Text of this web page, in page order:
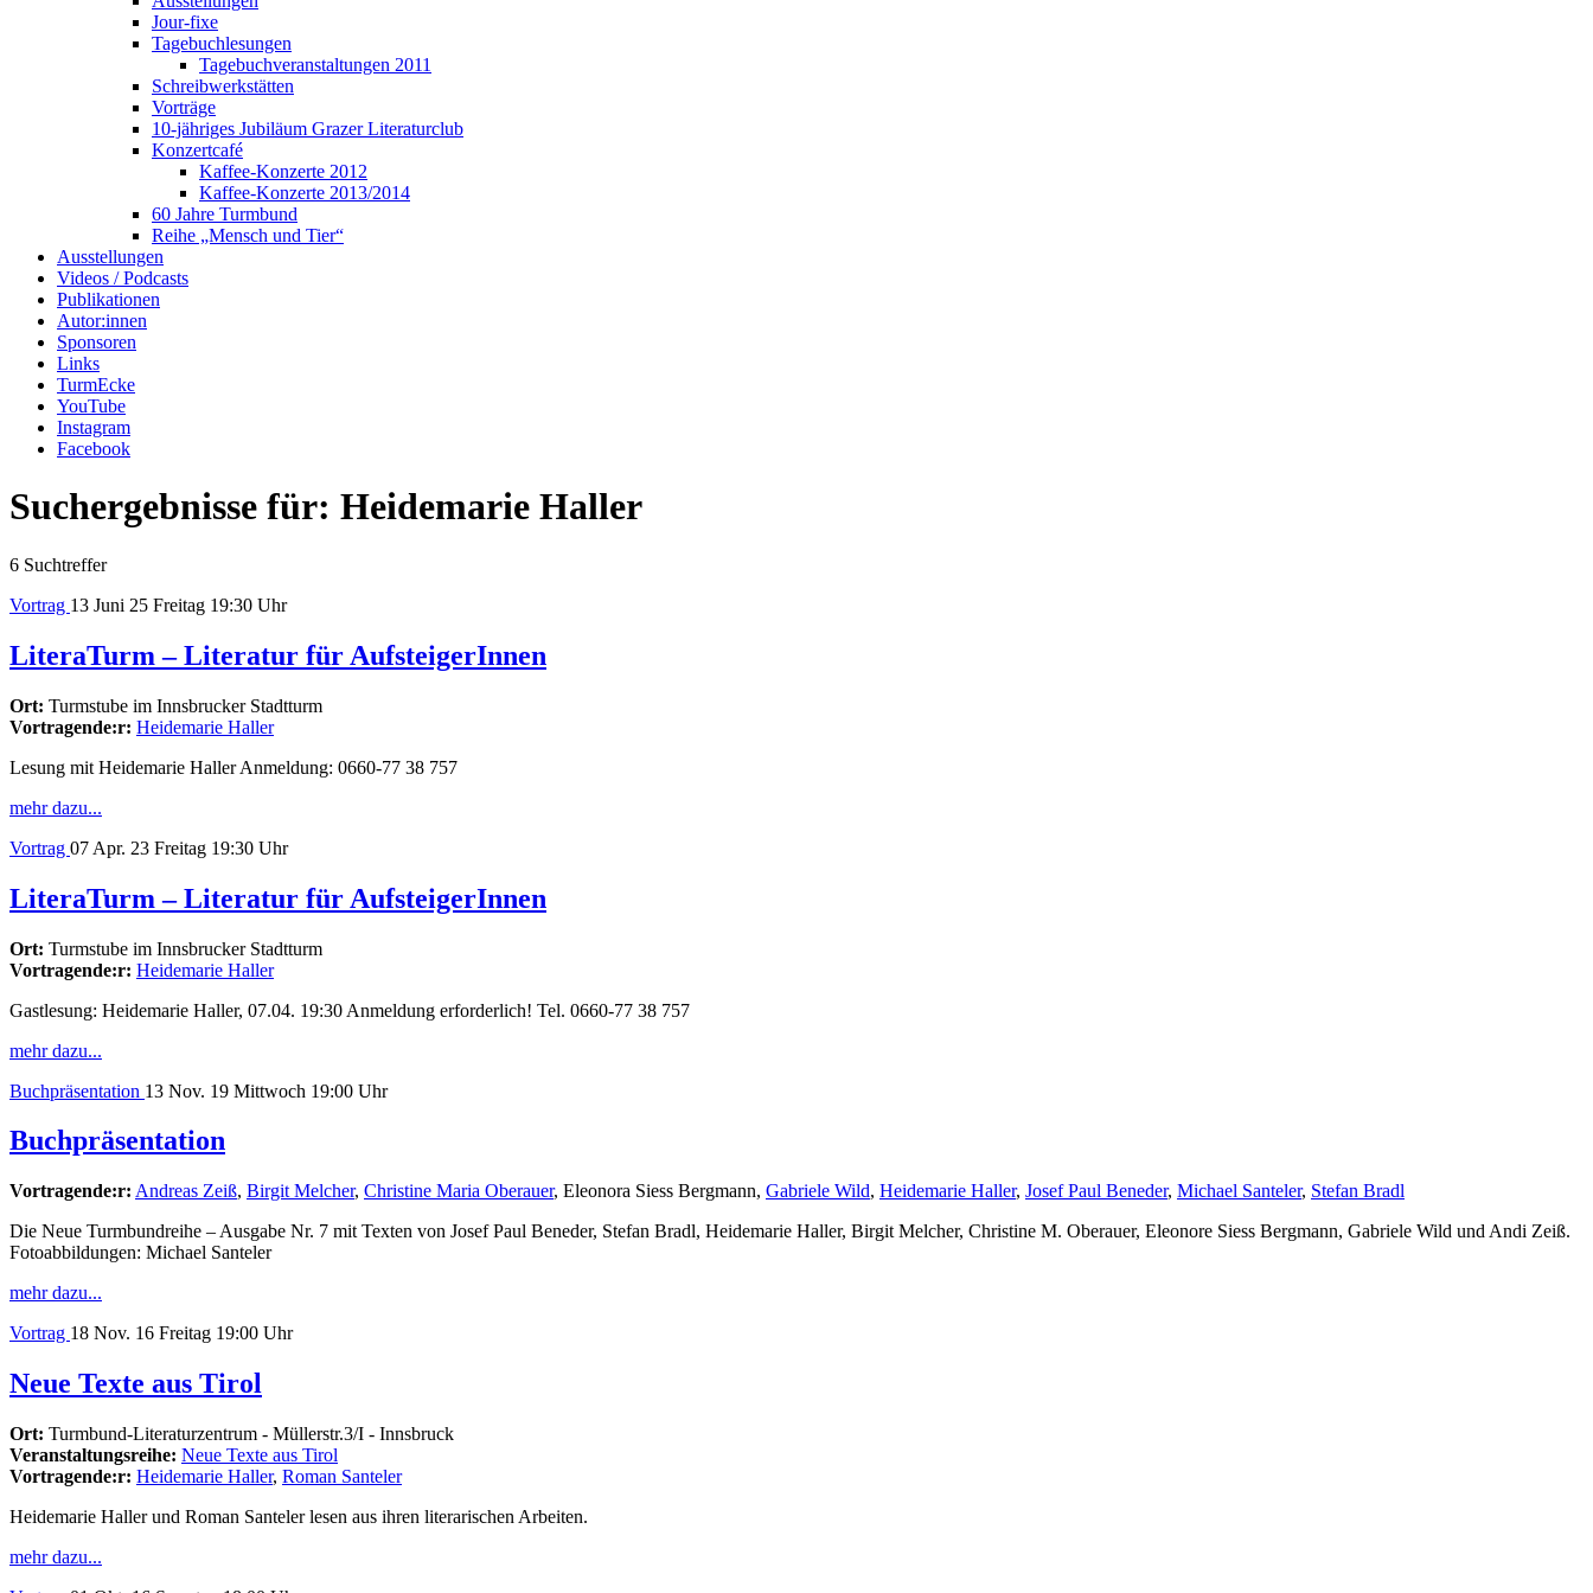
Jour-fixe
Tagebuchlesungen
Tagebuchveranstaltungen 2011
Schreibwerkstätten
Vorträge
10-jähriges Jubiläum Grazer Literaturclub
Konzertcafé
Kaffee-Konzerte 2012
Kaffee-Konzerte 2013/2014
60 Jahre Turmbund
Reihe „Mensch und Tier“
Ausstellungen
Videos / Podcasts
Publikationen
Autor:innen
Sponsoren
Links
TurmEcke
YouTube
Instagram
Facebook
Suchergebnisse für: Heidemarie Haller
6 Suchtreffer
Vortrag 13 Juni 25 Freitag 19:30 Uhr
LiteraTurm – Literatur für AufsteigerInnen
Ort: Turmstube im Innsbrucker Stadtturm
Vortragende:r: Heidemarie Haller
Lesung mit Heidemarie Haller Anmeldung: 0660-77 38 757
mehr dazu...
Vortrag 07 Apr. 23 Freitag 19:30 Uhr
LiteraTurm – Literatur für AufsteigerInnen
Ort: Turmstube im Innsbrucker Stadtturm
Vortragende:r: Heidemarie Haller
Gastlesung: Heidemarie Haller, 07.04. 19:30 Anmeldung erforderlich! Tel. 0660-77 38 757
mehr dazu...
Buchpräsentation 13 Nov. 19 Mittwoch 19:00 Uhr
Buchpräsentation
Vortragende:r: Andreas Zeiß, Birgit Melcher, Christine Maria Oberauer, Eleonora Siess Bergmann, Gabriele Wild, Heidemarie Haller, Josef Paul Beneder, Michael Santeler, Stefan Bradl
Die Neue Turmbundreihe – Ausgabe Nr. 7 mit Texten von Josef Paul Beneder, Stefan Bradl, Heidemarie Haller, Birgit Melcher, Christine M. Oberauer, Eleonore Siess Bergmann, Gabriele Wild und Andi Zeiß.
Fotoabbildungen: Michael Santeler
mehr dazu...
Vortrag 18 Nov. 16 Freitag 19:00 Uhr
Neue Texte aus Tirol
Ort: Turmbund-Literaturzentrum - Müllerstr.3/I - Innsbruck
Veranstaltungsreihe: Neue Texte aus Tirol
Vortragende:r: Heidemarie Haller, Roman Santeler
Heidemarie Haller und Roman Santeler lesen aus ihren literarischen Arbeiten.
mehr dazu...